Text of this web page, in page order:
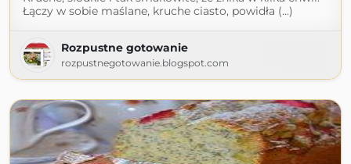
Łączy w sobie maślane, kruche ciasto, powidła (...)
Rozpustne gotowanie
rozpustnegotowanie.blogspot.com